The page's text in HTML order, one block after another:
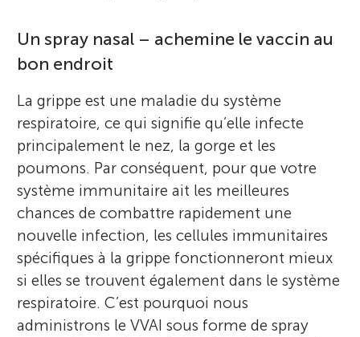
Un spray nasal – achemine le vaccin au
bon endroit
La grippe est une maladie du système
respiratoire, ce qui signifie qu’elle infecte
principalement le nez, la gorge et les
poumons. Par conséquent, pour que votre
système immunitaire ait les meilleures
chances de combattre rapidement une
nouvelle infection, les cellules immunitaires
spécifiques à la grippe fonctionneront mieux
si elles se trouvent également dans le système
respiratoire. C’est pourquoi nous
administrons le VVAI sous forme de spray